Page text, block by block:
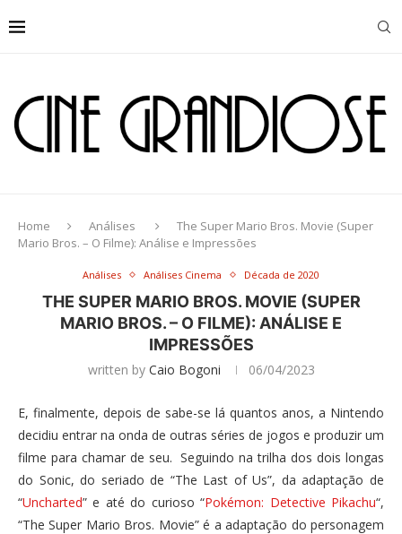
Home Análises
The Super Mario Bros. Movie (Super
Mario Bros. – O Filme): Análise e Impressões
Análises Análises Cinema Década de 2020
THE SUPER MARIO BROS. MOVIE (SUPER
MARIO BROS. – O FILME): ANÁLISE E
IMPRESSÕES
written by Caio Bogoni 06/04/2023
E, finalmente, depois de sabe-se lá quantos anos, a Nintendo
decidiu entrar na onda de outras séries de jogos e produzir um
filme para chamar de seu. Seguindo na trilha dos dois longas
do Sonic, do seriado de “The Last of Us”, da adaptação de
“Uncharted” e até do curioso “Pokémon: Detective Pikachu“,
“The Super Mario Bros. Movie” é a adaptação do personagem